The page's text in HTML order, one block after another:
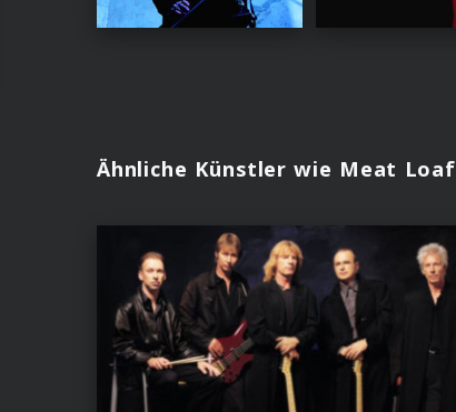
Ähnliche Künstler wie Meat Loaf